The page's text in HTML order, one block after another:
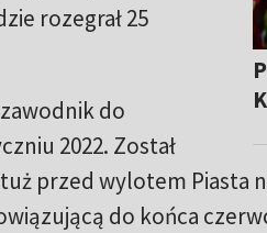
rozegrał 25
do
2022. Został
tuż przed wylotem Piasta
do końca